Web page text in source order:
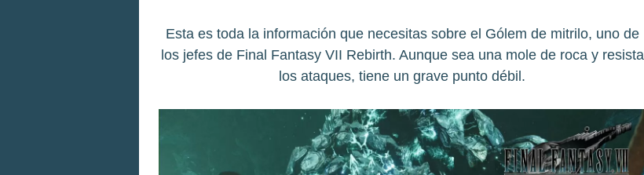
Esta es toda la información que necesitas sobre el Gólem de mitrilo, uno de
los jefes de Final Fantasy VII Rebirth. Aunque sea una mole de roca y resista
los ataques, tiene un grave punto débil.